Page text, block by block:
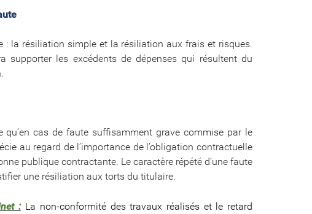
: la résiliation simple et la résiliation aux frais et risques.
supporter les excédents de dépenses qui résultent du
cas de faute suffisamment grave commise par le
au regard de l’importance de l’obligation contractuelle
publique contractante. Le caractère répété d’une faute
une résiliation aux torts du titulaire.
: La non-conformité des travaux réalisés et le retard